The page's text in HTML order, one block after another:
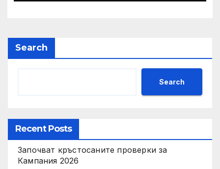
Search
Search
Recent Posts
Започват кръстосаните проверки за
Кампания 2026